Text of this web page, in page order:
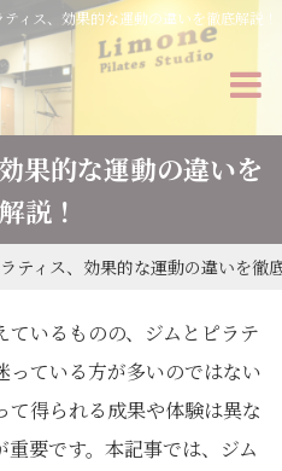
ティス、効果的な運動の違いを徹底解説！
果的な運動の違いを
説！
ティス、効果的な運動の違いを徹
いるものの、ジムとピラテ
っている方が多いのではない
得られる成果や体験は異な
要です。本記事では、ジム